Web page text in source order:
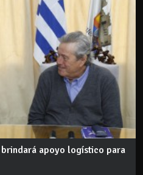
apoyo logístico para